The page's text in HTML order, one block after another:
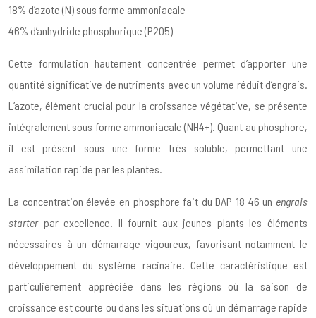
18% d’azote (N) sous forme ammoniacale
46% d’anhydride phosphorique (P2O5)
Cette formulation hautement concentrée permet d’apporter une
quantité significative de nutriments avec un volume réduit d’engrais.
L’azote, élément crucial pour la croissance végétative, se présente
intégralement sous forme ammoniacale (NH4+). Quant au phosphore,
il est présent sous une forme très soluble, permettant une
assimilation rapide par les plantes.
La concentration élevée en phosphore fait du DAP 18 46 un engrais
starterpar excellence. Il fournit aux jeunes plants les éléments
nécessaires à un démarrage vigoureux, favorisant notamment le
développement du système racinaire. Cette caractéristique est
particulièrement appréciée dans les régions où la saison de
croissance est courte ou dans les situations où un démarrage rapide